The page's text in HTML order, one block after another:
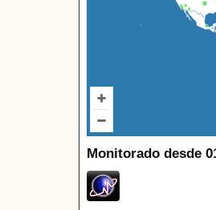
Monitorado desde